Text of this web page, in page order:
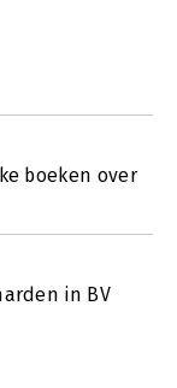
boeken over
in BV